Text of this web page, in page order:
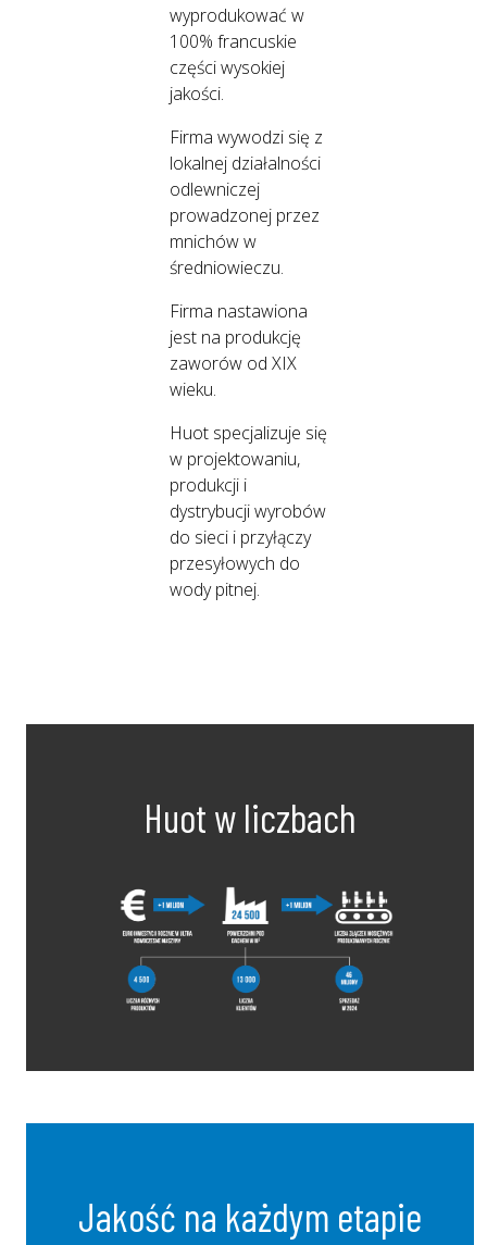
wyprodukować w
100% francuskie
części wysokiej
jakości.
Firma wywodzi się z
lokalnej działalności
odlewniczej
prowadzonej przez
mnichów w
średniowieczu.
Firma nastawiona
jest na produkcję
zaworów od XIX
wieku.
Huot specjalizuje się
w projektowaniu,
produkcji i
dystrybucji wyrobów
do sieci i przyłączy
przesyłowych do
wody pitnej.
Huot w liczbach
Jakość na każdym etapie